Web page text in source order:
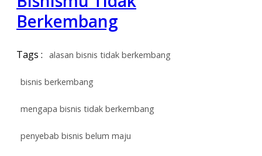
Berkembang
Tags : alasan bisnis tidak berkembang
bisnis berkembang
mengapa bisnis tidak berkembang
penyebab bisnis belum maju